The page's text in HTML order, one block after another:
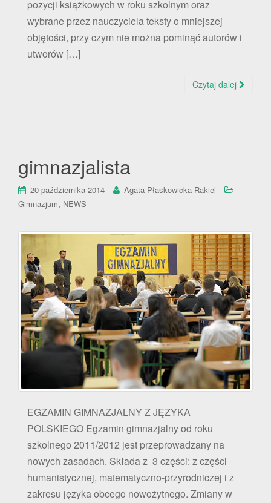
pozycji książkowych w roku szkolnym oraz
wybrane przez nauczyciela teksty o mniejszej
objętości, przy czym nie można pominąć autorów i
utworów […]
Czytaj dalej
gimnazjalista
20 października 2014
Agata Płaskowicka-Rakiel
Gimnazjum, NEWS
EGZAMIN GIMNAZJALNY Z JĘZYKA
POLSKIEGO Egzamin gimnazjalny od roku
szkolnego 2011/2012 jest przeprowadzany na
nowych zasadach. Składa z 3 części: z części
humanistycznej, matematyczno-przyrodniczej i z
zakresu języka obcego nowożytnego. Zmiany w